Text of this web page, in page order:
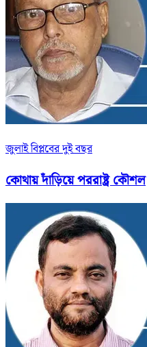
জুলাই বিপ্লবের দুই বছর
কোথায় দাঁড়িয়ে পররাষ্ট্র কৌশল